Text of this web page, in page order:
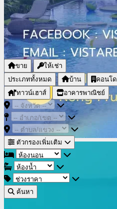
ขาย
ให้เช่า
ประเภททั้งหมด
บ้าน คอนโด
ทาวน์เฮาส์
อาคารพาณิชย์
ตัวกรองเพิ่มเติม
ค้นหา